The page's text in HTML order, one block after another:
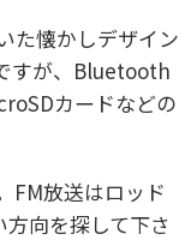
た懐かしデザイン
すが、Bluetooth
カードなどの
FM放送はロッド
向を探して下さ